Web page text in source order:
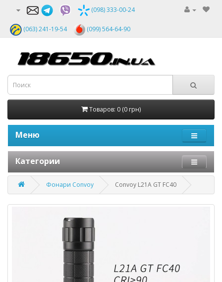
(098) 333-00-24
(063) 241-19-54 (099) 564-64-90
Товаров: 0 (0 грн)
Меню
Категории
Фонари Convoy Convoy L21A GT FC40